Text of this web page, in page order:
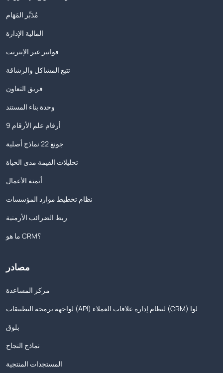
مُدَبِّر المَهَام
المالية الإدارة
فواتير عبر الإنترنت
تتبع المشاكل والرشاقة
فريق التعاون
وحدة بناء المستند
9 أرقام علم الأرقام
جونغ 22 نماذج أصلية
تحليلات القيمة مدى الحياة
أتمتة الأعمال
نظام تخطيط موارد المؤسسات
ربط الضرائب الأرمنية
ما هو CRM؟
مصادر
مركز المساعدة
لواجهة برمجة التطبيقات (API) لنظام إدارة علاقات العملاء (CRM) لوا
بلوق
نماذج النجاح
المستجدات المنتجية